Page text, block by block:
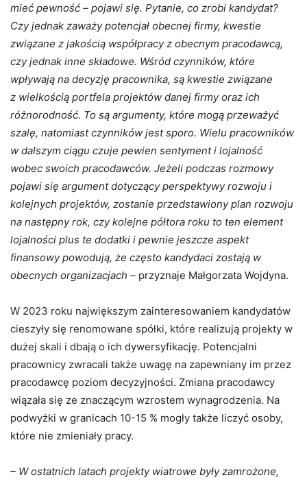
mieć pewność – pojawi się. Pytanie, co zrobi kandydat?
Czy jednak zaważy potencjał obecnej firmy, kwestie
związane z jakością współpracy z obecnym pracodawcą,
czy jednak inne składowe. Wśród czynników, które
wpływają na decyzję pracownika, są kwestie związane
z wielkością portfela projektów danej firmy oraz ich
różnorodność. To są argumenty, które mogą przeważyć
szalę, natomiast czynników jest sporo. Wielu pracowników
w dalszym ciągu czuje pewien sentyment i lojalność
wobec swoich pracodawców. Jeżeli podczas rozmowy
pojawi się argument dotyczący perspektywy rozwoju i
kolejnych projektów, zostanie przedstawiony plan rozwoju
na następny rok, czy kolejne półtora roku to ten element
lojalności plus te dodatki i pewnie jeszcze aspekt
finansowy powodują, że często kandydaci zostają w
obecnych organizacjach – przyznaje Małgorzata Wojdyna.
W 2023 roku największym zainteresowaniem kandydatów
cieszyły się renomowane spółki, które realizują projekty w
dużej skali i dbają o ich dywersyfikację. Potencjalni
pracownicy zwracali także uwagę na zapewniany im przez
pracodawcę poziom decyzyjności. Zmiana pracodawcy
wiązała się ze znaczącym wzrostem wynagrodzenia. Na
podwyżki w granicach 10-15 % mogły także liczyć osoby,
które nie zmieniały pracy.
– W ostatnich latach projekty wiatrowe były zamrożone,